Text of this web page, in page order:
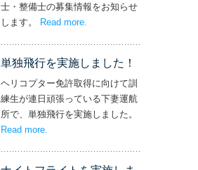
士・整備士の募集情報をお知らせ
します。
Read more
単独飛行を実施しました！
ヘリコプター免許取得に向けて訓
練生が連日頑張っている下妻運航
所で、単独飛行を実施しました。
Read more– ‘単独飛行を実施しました！’
.